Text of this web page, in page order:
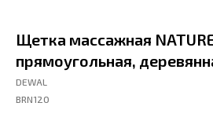
Щетка массажная
прямоугольная,
DEWAL
BRN120